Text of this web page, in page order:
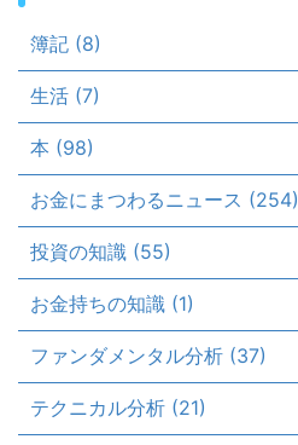
簿記 (8)
生活 (7)
本 (98)
お金にまつわるニュース (254)
投資の知識 (55)
お金持ちの知識 (1)
ファンダメンタル分析 (37)
テクニカル分析 (21)